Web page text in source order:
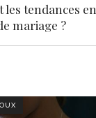
les tendances en
mariage ?